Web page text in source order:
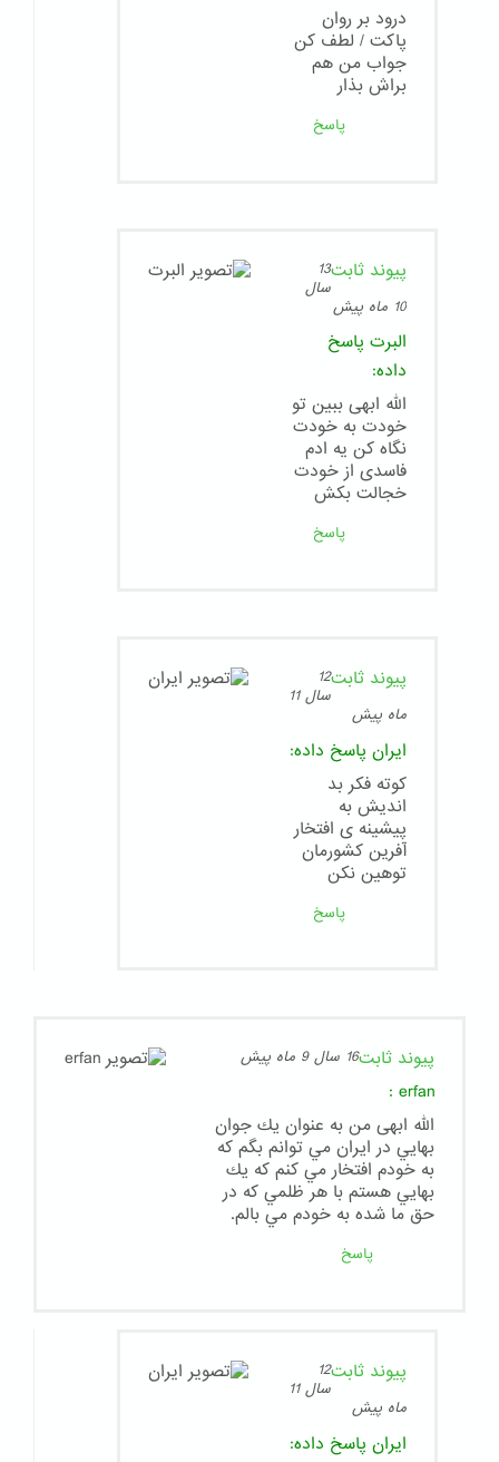
درود بر روان
پاکت / لطف کن
جواب من هم
براش بذار
پاسخ
پیوند ثابت13
سال
10 ماه پیش
البرت پاسخ
داده:
الله ابهی ببین تو
خودت به خودت
نگاه کن یه ادم
فاسدی از خودت
خجالت بکش
پاسخ
پیوند ثابت12
سال 11
ماه پیش
ایران پاسخ داده:
کوته فکر بد
اندیش به
پیشینه ی افتخار
آفرین کشورمان
توهین نکن
پاسخ
پیوند ثابت16 سال 9 ماه پیش
erfan
:
الله ابهی من به عنوان يك جوان
بهايي در ايران مي توانم بگم كه
به خودم افتخار مي كنم كه يك
بهايي هستم با هر ظلمي كه در
حق ما شده به خودم مي بالم.
پاسخ
پیوند ثابت12
سال 11
ماه پیش
ایران پاسخ داده: